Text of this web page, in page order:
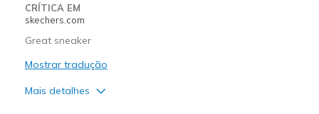
View On Shoes
CRÍTICA EM
skechers.com
Great sneaker
Mostrar tradução
Mais detalhes